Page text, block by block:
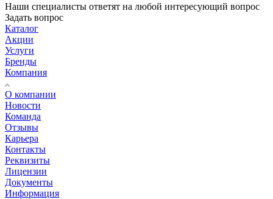
Наши специалисты ответят на любой интересующий вопрос
Задать вопрос
Каталог
Акции
Услуги
Бренды
Компания
О компании
Новости
Команда
Отзывы
Карьера
Контакты
Реквизиты
Лицензии
Документы
Информация